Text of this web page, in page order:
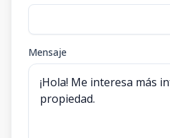
Mensaje